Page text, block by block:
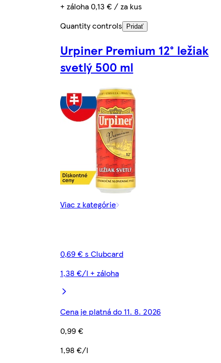
+ záloha 0,13 € / za kus
Quantity controls
Pridať
Urpiner Premium 12° ležiak
svetlý 500 ml
Viac z kategórie
0,69 € s Clubcard
1,38 €/l + záloha
Cena je platná do 11. 8. 2026
0,99 €
1,98 €/l